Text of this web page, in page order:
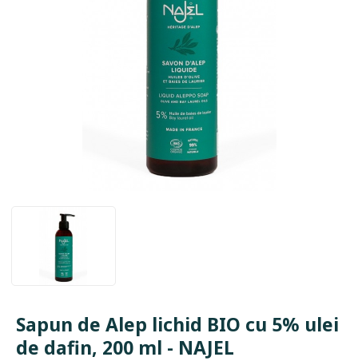
Sapun de Alep lichid BIO cu 5% ulei
de dafin, 200 ml - NAJEL